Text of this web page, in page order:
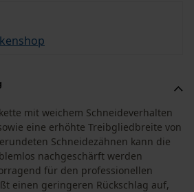
mit weichem Schneideverhalten
eine erhöhte Treibgliedbreite von
Schneidezähnen kann die
nachgeschärft werden
für den professionellen
einen geringeren Rückschlag auf,